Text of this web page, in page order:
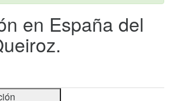
en España del